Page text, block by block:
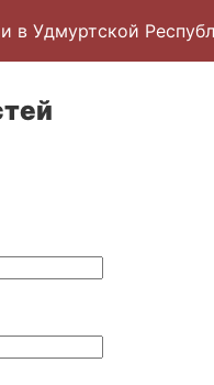
в Удмуртской